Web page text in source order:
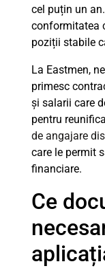
cel puțin un
conformitatea
poziții stabile
La Eastmen,
primesc
și salarii care
pentru
de angajare
care le permit
financiare.
Ce